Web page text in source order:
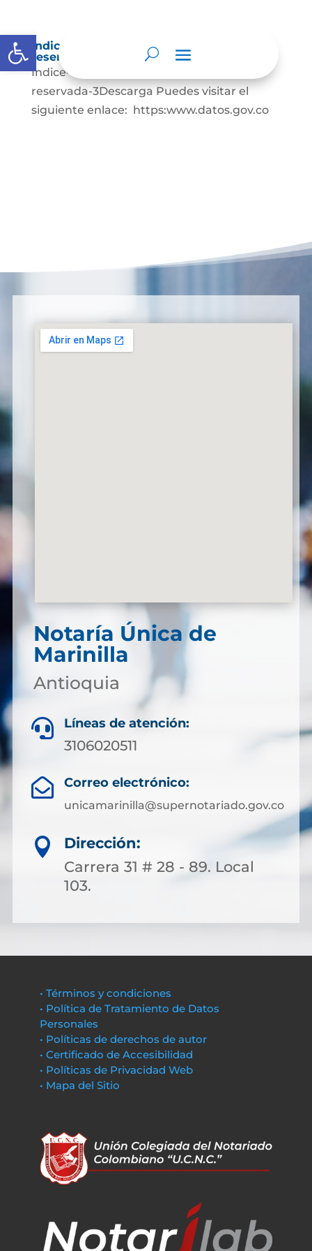
Abrir barra de herramientas
Índice de información clasificada y
reservada
Indice-de-informacion-clasificada-y-
reservada-3Descarga Puedes visitar el
siguiente enlace: https:www.datos.gov.co
Notaría Única de
Marinilla
Antioquia
 Líneas de atención:
3106020511
 Correo electrónico:
unicamarinilla@supernotariado.gov.co

Dirección:
Carrera 31 # 28 - 89. Local
103.
• Términos y condiciones
• Política de Tratamiento de Datos
Personales
• Políticas de derechos de autor
• Certificado de Accesibilidad
• Políticas de Privacidad Web
• Mapa del Sitio